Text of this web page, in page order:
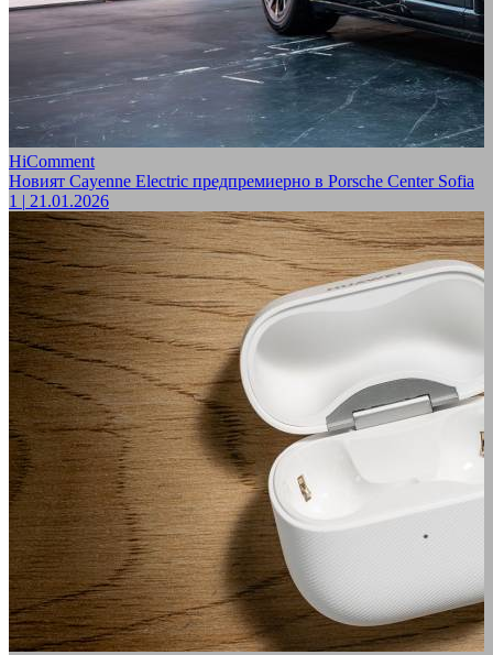
HiComment
Новият Cayenne Electric предпремиерно в Porsche Center Sofia
1 | 21.01.2026